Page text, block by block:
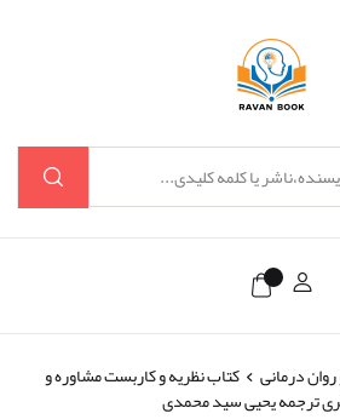
درمانی کتاب نظریه و کاربست مشاوره و
ترجمه یحیی سید محمدی